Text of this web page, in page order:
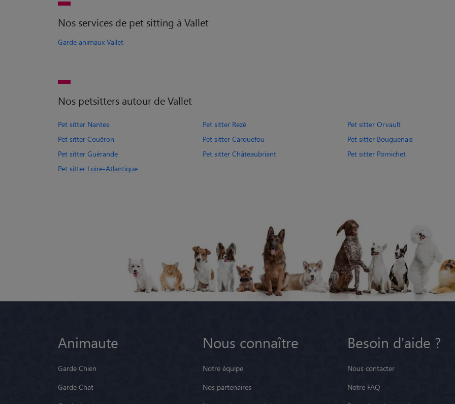
Nos services de pet sitting à Vallet
Garde animaux Vallet
Nos petsitters autour de Vallet
Pet sitter Nantes Pet sitter Rezé
Pet sitter Orvault
Pet sitter Couëron
Pet sitter Carquefou
Pet sitter Bouguenais
Pet sitter Guérande
Pet sitter Châteaubriant
Pet sitter Pornichet
Pet sitter Loire-Atlantique
Animaute
Garde Chien
Garde Chat
Nous connaître
Notre équipe
Nos partenaires
Besoin d'aide ?
Nous contacter
Notre FAQ